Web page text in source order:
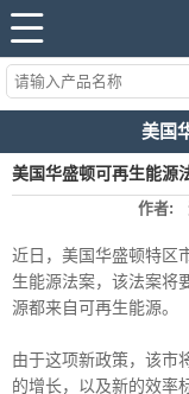
美国
美国华盛顿可再生能源
作者:
近日，美国华盛顿特区
生能源法案，该法案将
源都来自可再生能源。
由于这项新政策，该市
的增长，以及新的效率